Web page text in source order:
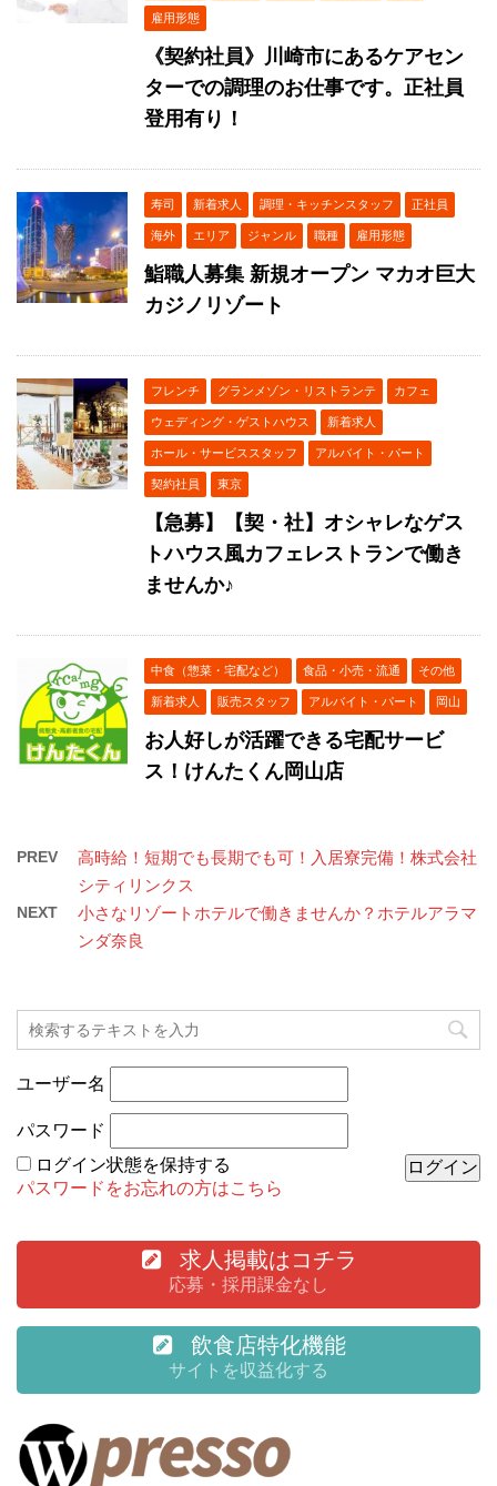
雇用形態
《契約社員》川崎市にあるケアセン
ターでの調理のお仕事です。正社員
登用有り！
寿司 新着求人 調理・キッチンスタッフ 正社員
海外 エリア ジャンル 職種 雇用形態
鮨職人募集 新規オープン マカオ巨大
カジノリゾート
フレンチ グランメゾン・リストランテ カフェ
ウェディング・ゲストハウス 新着求人
ホール・サービススタッフ アルバイト・パート
契約社員 東京
【急募】【契・社】オシャレなゲス
トハウス風カフェレストランで働き
ませんか♪
中食（惣菜・宅配など） 食品・小売・流通 その他
新着求人 販売スタッフ アルバイト・パート 岡山
お人好しが活躍できる宅配サービ
ス！けんたくん岡山店
PREV
高時給！短期でも長期でも可！入居寮完備！株式会社
シティリンクス
NEXT
小さなリゾートホテルで働きませんか？ホテルアラマ
ンダ奈良
ユーザー名
パスワード
ログイン状態を保持する
パスワードをお忘れの方はこちら
求人掲載はコチラ
応募・採用課金なし
飲食店特化機能
サイトを収益化する